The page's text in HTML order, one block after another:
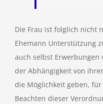
Die Frau ist folglich nicht
Ehemann Unterstützung
auch selbst Erwerbungen
der Abhängigkeit von
die Möglichkeit geben,
Beachten dieser